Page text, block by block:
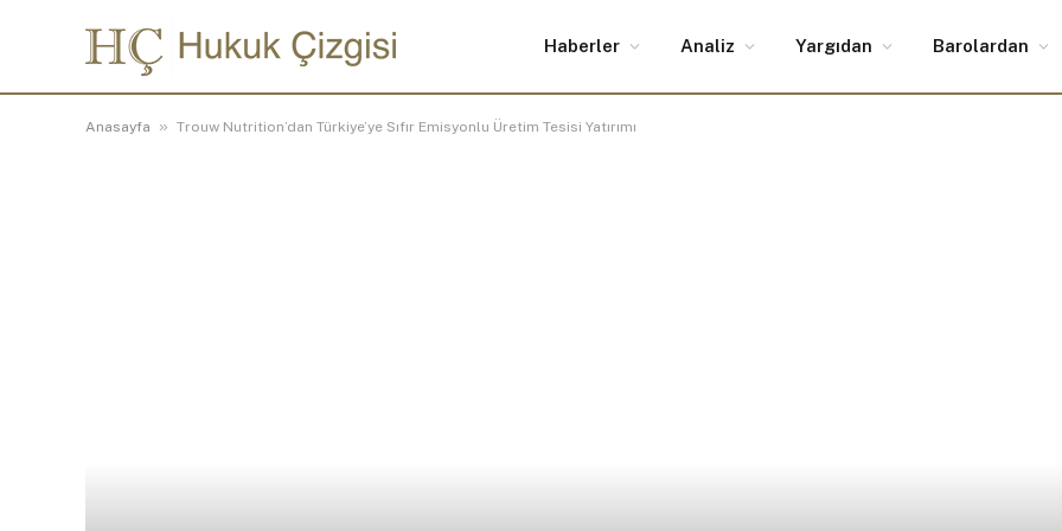
Haberler Analiz Yargıdan Barolardan
Anasayfa » Trouw Nutrition’dan Türkiye’ye Sıfır Emisyonlu Üretim Tesisi Yatırımı